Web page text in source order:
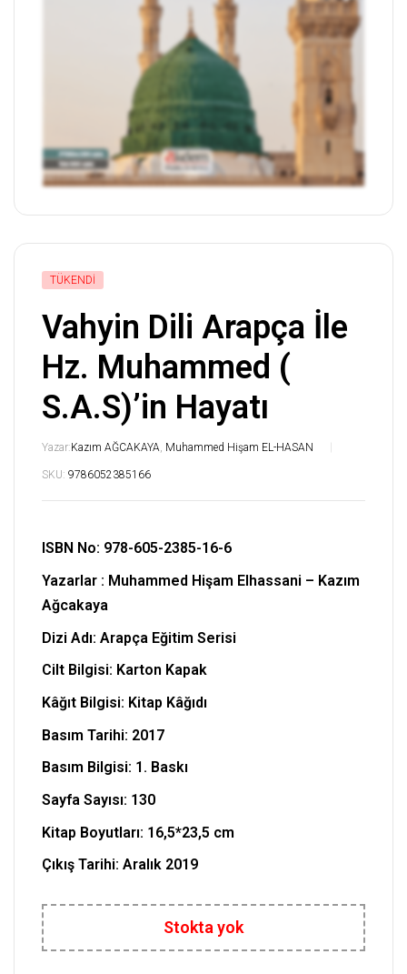
TÜKENDI
Vahyin Dili Arapça İle
Hz. Muhammed (
S.A.S)’in Hayatı
Yazar:Kazım AĞCAKAYA, Muhammed Hişam EL-HASAN
SKU: 9786052385166
ISBN No: 978-605-2385-16-6
Yazarlar : Muhammed Hişam Elhassani – Kazım
Ağcakaya
Dizi Adı: Arapça Eğitim Serisi
Cilt Bilgisi: Karton Kapak
Kâğıt Bilgisi: Kitap Kâğıdı
Basım Tarihi: 2017
Basım Bilgisi: 1. Baskı
Sayfa Sayısı: 130
Kitap Boyutları: 16,5*23,5 cm
Çıkış Tarihi: Aralık 2019
Stokta yok